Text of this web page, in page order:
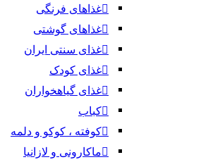
غذاهای فرنگی
غذاهای گوشتی
غذای سنتی ایران
غذای کودک
غذای گیاهخواران
کباب
کوفته ، کوکو و دلمه
ماکارونی و لازانیا